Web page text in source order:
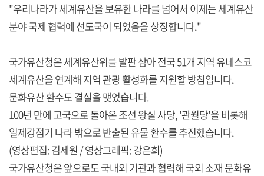
"우리나라가 세계유산을 보유한 나라를 넘어서 이제는 세계유산
분야 국제 협력에 선도국이 되었음을 상징합니다."
국가유산청은 세계유산위를 발판 삼아 전국 51개 지역 유네스코
세계유산을 연계해 지역 관광 활성화를 지원할 방침입니다.
문화유산 환수도 결실을 맺었습니다.
100년 만에 고국으로 돌아온 조선 왕실 사당, '관월당'을 비롯해
일제강점기 나라 밖으로 반출된 유물 환수를 추진했습니다.
(영상편집: 김세원 / 영상그래픽: 강은희)
국가유산청은 앞으로도 국내외 기관과 협력해 국외 소재 문화유